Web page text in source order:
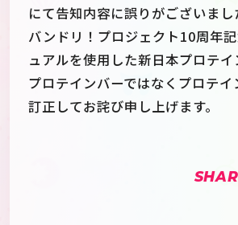
にて告知内容に誤りがございまし
バンドリ！プロジェクト10周年
ュアルを使用した新日本プロテ
プロテインバーではなくプロテイ
訂正してお詫び申し上げます。